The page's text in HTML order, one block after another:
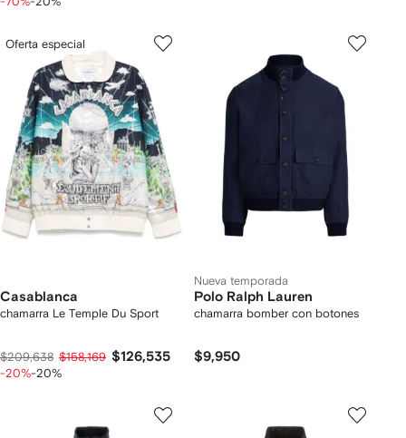
Oferta especial
Casablanca
chamarra Le Temple Du Sport
$209,638 $158,169 $126,535
-20%-20%
Nueva temporada
Polo Ralph Lauren
chamarra bomber con botones
$9,950